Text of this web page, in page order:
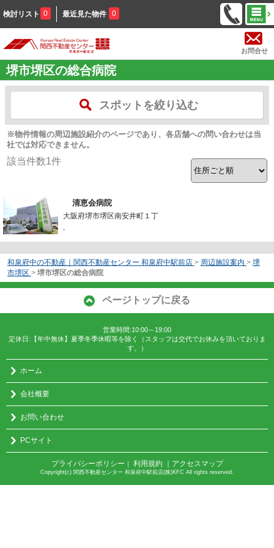
検討リスト 0 最近見た物件 0
お問合せ
堺市堺区の総合病院
スポットを絞り込む
※物件情報の周辺施設紹介のページであり、各店舗への問い合わせは当
社では対応できません。
該当件数1件
清恵会病院
大阪府堺市堺区南安井町１丁
-
和泉府中の不動産｜関西不動産センター 和泉府中駅前店 > 周辺施設案内 > 堺
市堺区 > 堺市堺区の総合病院
ページトップに戻る
営業時間:10:00～19:00
定休日:【年中無休】夏季冬季休暇等を除く（スタッフは交代でお休みを頂いておりま
す。）
ホーム
会社概要
お問い合わせ
PCサイト
プライバシーポリシー ｜ 利用規約 ｜アクセスマップ
Copyright(c) 関西不動産センター 和泉府中駅前店(株)KFC All rights reserved.